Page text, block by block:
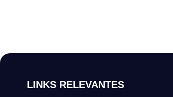
LINKS RELEVANTES